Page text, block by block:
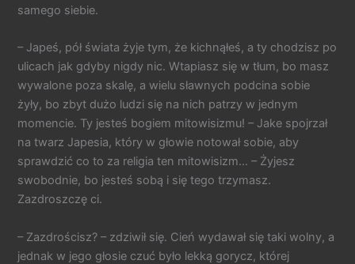
samego siebie.
– Japeś, pół świata żyje tym, że kichnąłeś, a ty chodzisz po
ulicach jak gdyby nigdy nic. Wtapiasz się w tłum, bo masz
wywalone poza skalę, a wielu sławnych podcina sobie
żyły, bo zbyt dużo ludzi się na nich patrzy w jednym
momencie. Ty jesteś bogiem mitowisizmu! – Jake spojrzał
na twarz Japesia, który w głowie notował sobie, aby
sprawdzić co to za religia ten mitowisizm… – Żyjesz
swobodnie, bo jesteś sobą i się tego trzymasz.
Zazdroszczę ci.
– Zazdrościsz? – zdziwił się. Cień wydawał się taki wolny, a
jednak w jego głosie czuć było lekką gorycz, której